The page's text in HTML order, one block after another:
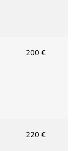
200 €
220 €